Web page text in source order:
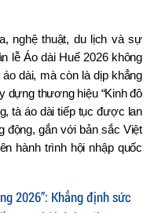
nghệ thuật, du lịch và sự
lễ Áo dài Huế 2026 không
dài, mà còn là dịp khẳng
dựng thương hiệu “Kinh đô
tà áo dài tiếp tục được lan
động, gắn với bản sắc Việt
hành trình hội nhập quốc
2026”: Khẳng định sức